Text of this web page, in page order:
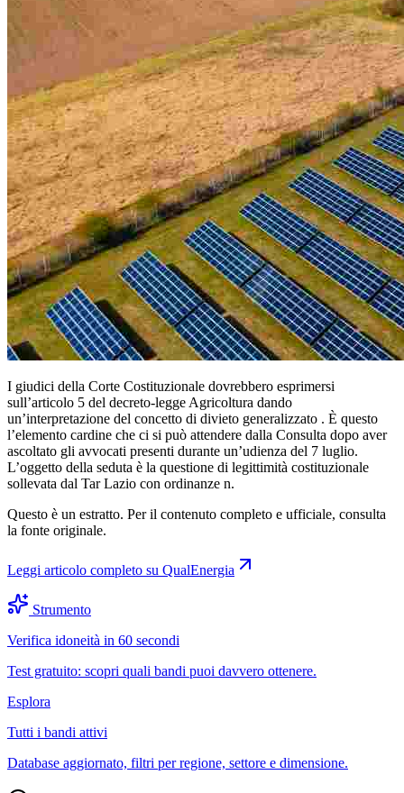
I giudici della Corte Costituzionale dovrebbero esprimersi
sull’articolo 5 del decreto-legge Agricoltura dando
un’interpretazione del concetto di divieto generalizzato . È questo
l’elemento cardine che ci si può attendere dalla Consulta dopo aver
ascoltato gli avvocati presenti durante un’udienza del 7 luglio.
L’oggetto della seduta è la questione di legittimità costituzionale
sollevata dal Tar Lazio con ordinanze n.
Questo è un estratto. Per il contenuto completo e ufficiale, consulta
la fonte originale.
Leggi articolo completo su QualEnergia
Strumento
Verifica idoneità in 60 secondi
Test gratuito: scopri quali bandi puoi davvero ottenere.
Esplora
Tutti i bandi attivi
Database aggiornato, filtri per regione, settore e dimensione.